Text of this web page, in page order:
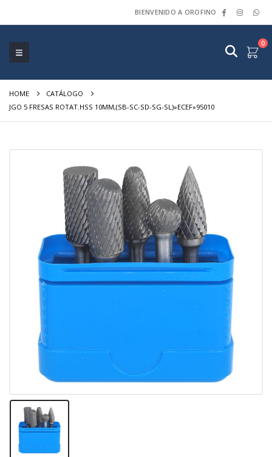
BIENVENIDO A OROFINO
0
HOME
CATÁLOGO
JGO 5 FRESAS ROTAT.HSS 10MM,(SB-SC-SD-SG-SL)»ECEF»95010